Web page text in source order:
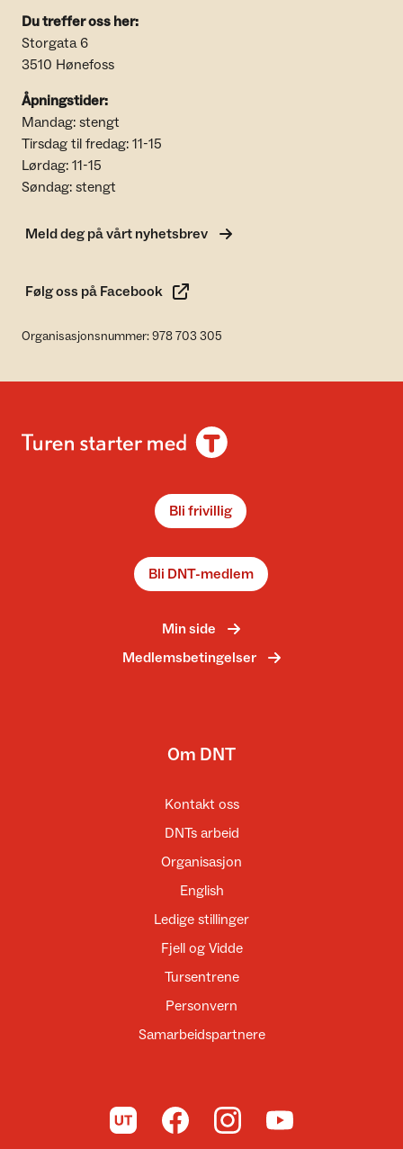
Du treffer oss her:
Storgata 6
3510 Hønefoss
Åpningstider:
Mandag: stengt
Tirsdag til fredag: 11-15
Lørdag: 11-15
Søndag: stengt
Meld deg på vårt nyhetsbrev
Følg oss på Facebook
Organisasjonsnummer: 978 703 305
Bli frivillig
Bli DNT-medlem
Min side
Medlemsbetingelser
Om DNT
Kontakt oss
DNTs arbeid
Organisasjon
English
Ledige stillinger
Fjell og Vidde
Tursentrene
Personvern
Samarbeidspartnere
Til UT.no Til DNT på Facebook
Til DNT på Instagram
Til DNT på YouTube